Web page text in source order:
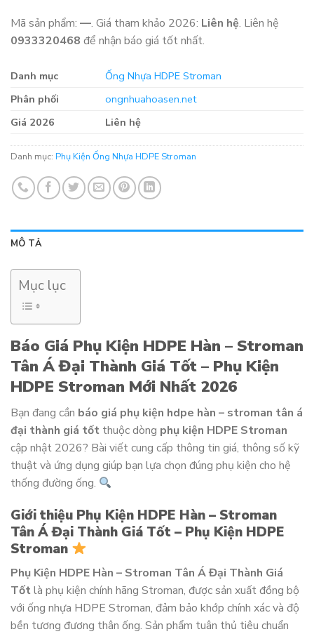
Mã sản phẩm: —. Giá tham khảo 2026: Liên hệ. Liên hệ
0933320468 để nhận báo giá tốt nhất.
Danh mục
Ống Nhựa HDPE Stroman
Phân phối
ongnhuahoasen.net
Giá 2026
Liên hệ
Danh mục: Phụ Kiện Ống Nhựa HDPE Stroman
MÔ TẢ
Mục lục
Báo Giá Phụ Kiện HDPE Hàn – Stroman
Tân Á Đại Thành Giá Tốt – Phụ Kiện
HDPE Stroman Mới Nhất 2026
Bạn đang cần báo giá phụ kiện hdpe hàn – stroman tân á
đại thành giá tốt thuộc dòng phụ kiện HDPE Stroman
cập nhật 2026? Bài viết cung cấp thông tin giá, thông số kỹ
thuật và ứng dụng giúp bạn lựa chọn đúng phụ kiện cho hệ
thống đường ống.
Giới thiệu Phụ Kiện HDPE Hàn – Stroman
Tân Á Đại Thành Giá Tốt – Phụ Kiện HDPE
Stroman
Phụ Kiện HDPE Hàn – Stroman Tân Á Đại Thành Giá
Tốtlà phụ kiện chính hãng Stroman, được sản xuất đồng bộ
với ống nhựa HDPE Stroman, đảm bảo khớp chính xác và độ
bền tương đương thân ống. Sản phẩm tuân thủ tiêu chuẩn